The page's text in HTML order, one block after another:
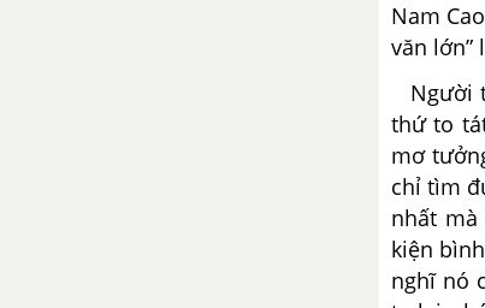
Nam
văn lớn”
Người
thứ to
mơ
chỉ tìm
nhất
kiện
nghĩ nó